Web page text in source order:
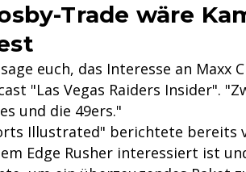
Trade wäre
euch, das Interesse an
"Las Vegas Raiders Insider".
und die 49ers."
Illustrated" berichtete bereits
Edge Rusher interessiert ist